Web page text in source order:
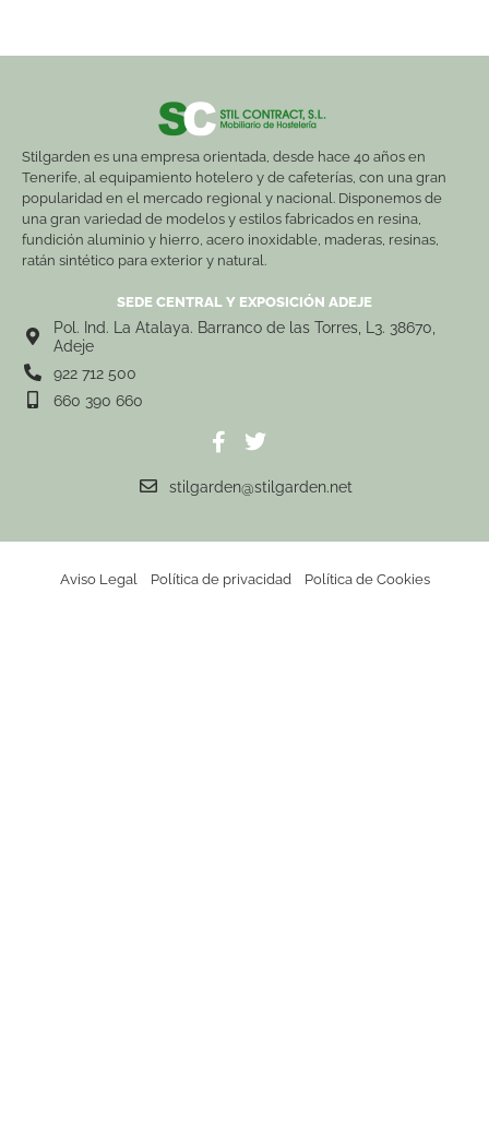
Stilgarden es una empresa orientada, desde hace 40 años en
Tenerife, al equipamiento hotelero y de cafeterías, con una gran
popularidad en el mercado regional y nacional. Disponemos de
una gran variedad de modelos y estilos fabricados en resina,
fundición aluminio y hierro, acero inoxidable, maderas, resinas,
ratán sintético para exterior y natural.
SEDE CENTRAL Y EXPOSICIÓN ADEJE
Pol. Ind. La Atalaya. Barranco de las Torres, L3. 38670,
Adeje
922 712 500
660 390 660
stilgarden@stilgarden.net
Aviso Legal Política de privacidad Política de Cookies